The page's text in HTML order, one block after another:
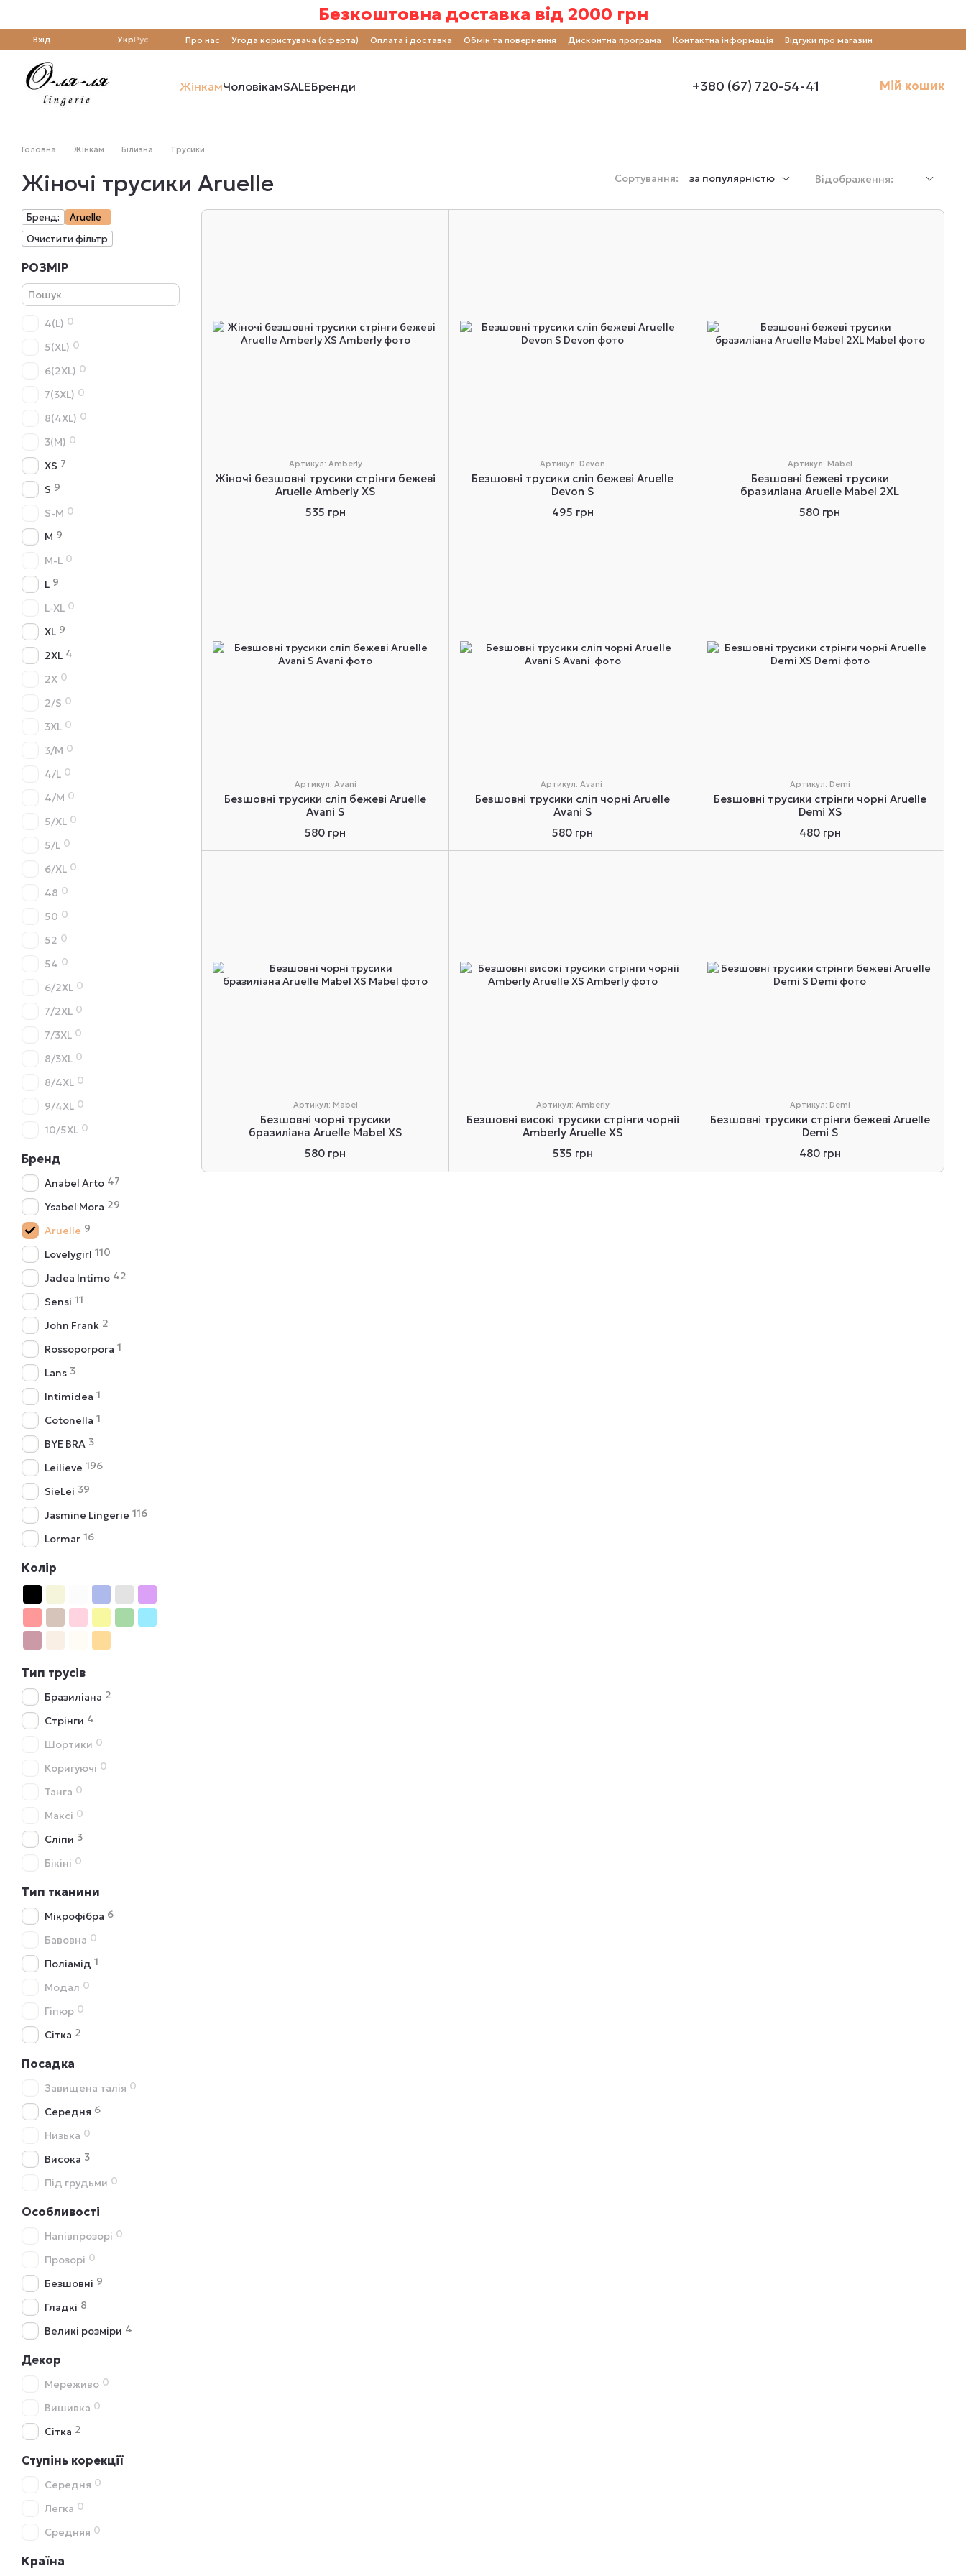
Безкоштовна доставка від 2000 грн
Вхід УкрРус Про нас Угода користувача (оферта) Оплата і доставка Обмін та повернення Дисконтна програма Контактна інформація Відгуки про магазин
ЖінкамЧоловікамSALEБренди +380 (67) 720-54-41 Мій кошик
Головна Жінкам Білизна Трусики
Жіночі трусики Aruelle Сортування: за популярністю Відображення:
Артикул: Amberly
Жіночі безшовні трусики стрінги бежеві
Aruelle Amberly XS
535 грн
Артикул: Devon
Безшовні трусики сліп бежеві Aruelle
Devon S
495 грн
Артикул: Mabel
Безшовні бежеві трусики
бразиліана Aruelle Mabel 2XL
580 грн
Артикул: Avani
Безшовні трусики сліп бежеві Aruelle
Avani S
580 грн
Артикул: Avani
Безшовні трусики сліп чорні Aruelle
Avani S
580 грн
Артикул: Demi
Безшовні трусики стрінги чорні Aruelle
Demi XS
480 грн
Артикул: Mabel
Безшовні чорні трусики
бразиліана Aruelle Mabel XS
580 грн
Артикул: Amberly
Безшовні високі трусики стрінги чорніі
Amberly Aruelle XS
535 грн
Артикул: Demi
Безшовні трусики стрінги бежеві Aruelle
Demi S
480 грн
Бренд:
Aruelle
Очистити фільтр
РОЗМІР
4(L) 0
5(XL) 0
6(2XL) 0
7(3XL) 0
8(4XL) 0
3(М) 0
XS 7
S 9
S-M 0
M 9
M-L 0
L 9
L-XL 0
XL 9
2XL 4
2X 0
2/S 0
3XL 0
3/M 0
4/L 0
4/M 0
5/XL 0
5/L 0
6/XL 0
48 0
50 0
52 0
54 0
6/2XL 0
7/2XL 0
7/3XL 0
8/3XL 0
8/4XL 0
9/4XL 0
10/5XL 0
Бренд
Anabel Arto 47
Ysabel Mora 29
Aruelle 9
Lovelygirl 110
Jadea Intimo 42
Sensi 11
John Frank 2
Rossoporpora 1
Lans 3
Intimidea 1
Cotonella 1
BYE BRA 3
Leilieve 196
SieLei 39
Jasmine Lingerie 116
Lormar 16
Колір
Тип трусів
Бразиліана 2
Стрінги 4
Шортики 0
Коригуючі 0
Танга 0
Максі 0
Сліпи 3
Бікіні 0
Тип тканини
Мікрофібра 6
Бавовна 0
Поліамід 1
Модал 0
Гіпюр 0
Сітка 2
Посадка
Завищена талія 0
Середня 6
Низька 0
Висока 3
Під грудьми 0
Особливості
Напівпрозорі 0
Прозорі 0
Безшовні 9
Гладкі 8
Великі розміри 4
Декор
Мереживо 0
Вишивка 0
Сітка 2
Ступінь корекції
Середня 0
Легка 0
Средняя 0
Країна